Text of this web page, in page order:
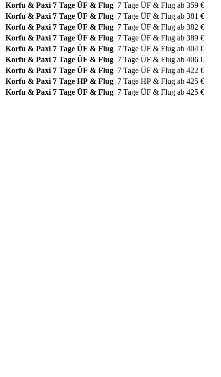
Korfu & Paxi 7 Tage ÜF & Flug 7 Tage ÜF & Flug ab 359 €
Korfu & Paxi 7 Tage ÜF & Flug 7 Tage ÜF & Flug ab 381 €
Korfu & Paxi 7 Tage ÜF & Flug 7 Tage ÜF & Flug ab 382 €
Korfu & Paxi 7 Tage ÜF & Flug 7 Tage ÜF & Flug ab 389 €
Korfu & Paxi 7 Tage ÜF & Flug 7 Tage ÜF & Flug ab 404 €
Korfu & Paxi 7 Tage ÜF & Flug 7 Tage ÜF & Flug ab 406 €
Korfu & Paxi 7 Tage ÜF & Flug 7 Tage ÜF & Flug ab 422 €
Korfu & Paxi 7 Tage HP & Flug 7 Tage HP & Flug ab 425 €
Korfu & Paxi 7 Tage ÜF & Flug 7 Tage ÜF & Flug ab 425 €